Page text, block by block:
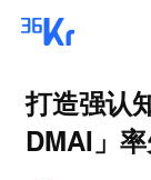
打造强认
DMAI」